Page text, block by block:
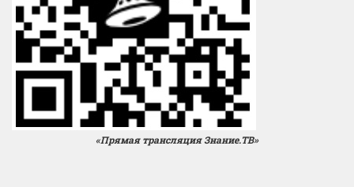
«Прямая трансляция Знание.ТВ»